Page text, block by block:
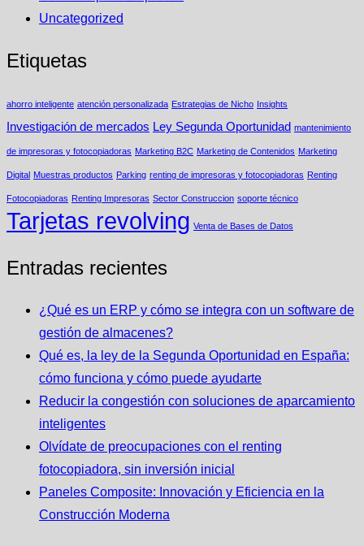
Uncategorized
Etiquetas
ahorro inteligente atención personalizada Estrategias de Nicho Insights
Investigación de mercados Ley Segunda Oportunidad mantenimiento
de impresoras y fotocopiadoras Marketing B2C Marketing de Contenidos Marketing
Digital Muestras productos Parking renting de impresoras y fotocopiadoras Renting
Fotocopiadoras Renting Impresoras Sector Construccion soporte técnico
Tarjetas revolving Venta de Bases de Datos
Entradas recientes
¿Qué es un ERP y cómo se integra con un software de
gestión de almacenes?
Qué es, la ley de la Segunda Oportunidad en España:
cómo funciona y cómo puede ayudarte
Reducir la congestión con soluciones de aparcamiento
inteligentes
Olvídate de preocupaciones con el renting
fotocopiadora, sin inversión inicial
Paneles Composite: Innovación y Eficiencia en la
Construcción Moderna